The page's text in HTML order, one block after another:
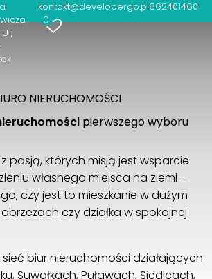
kontakt@developergo.pl662401460
0
NIERUCHOMOŚCI
pierwszego wyboru
pasją, których misją jest wsparcie
własnego miejsca na ziemi –
czy jest to mieszkanie w dużym
czy działka w spokojnej
sieć biur nieruchomości działających
Suwałkach, Puławach, Siedlcach,